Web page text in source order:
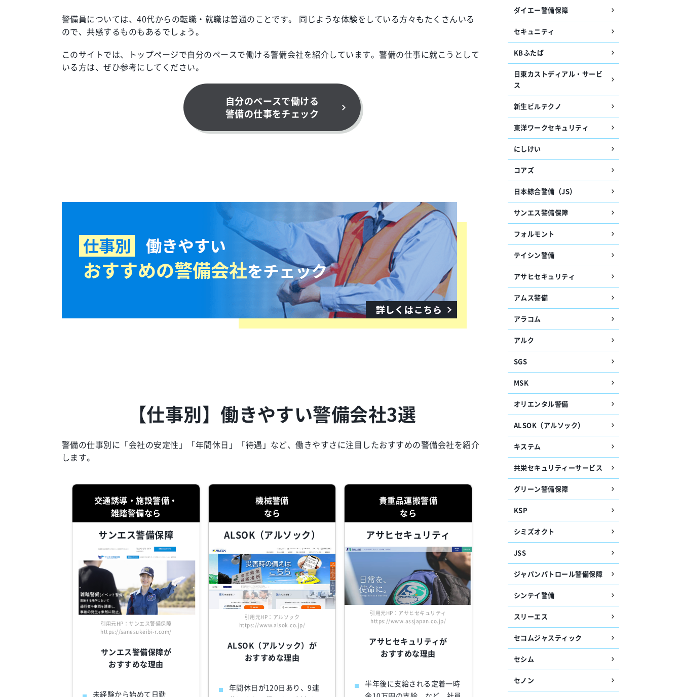
警備員については、40代からの転職・就職は普通のことです。 同じような体験をしている方々もたくさんいる
ので、共感するものもあるでしょう。
このサイトでは、トップページで自分のペースで働ける警備会社を紹介しています。警備の仕事に就こうとして
いる方は、ぜひ参考にしてください。
自分のペースで働ける
警備の仕事をチェック
【仕事別】働きやすい警備会社3選
警備の仕事別に「会社の安定性」「年間休日」「待遇」など、働きやすさに注目したおすすめの警備会社を紹介
します。
交通誘導・施設警備・
雑踏警備なら
サンエス警備保障
引用元HP：サンエス警備保障
https://sanesukeibi-r.com/
サンエス警備保障が
おすすめな理由
未経験から始めて日勤
機械警備
なら
ALSOK（アルソック）
引用元HP：アルソック
https://www.alsok.co.jp/
ALSOK（アルソック）が
おすすめな理由
年間休日が120日あり、9連
貴重品運搬警備
なら
アサヒセキュリティ
引用元HP：アサヒセキュリティ
https://www.assjapan.co.jp/
アサヒセキュリティが
おすすめな理由
半年後に支給される定着一時
ダイエー警備保障
セキュニティ
KBふたば
日東カストディアル・サービ
ス
新生ビルテクノ
東洋ワークセキュリティ
にしけい
コアズ
日本綜合警備（JS）
サンエス警備保障
フォルモント
テイシン警備
アサヒセキュリティ
アムス警備
アラコム
アルク
SGS
MSK
オリエンタル警備
ALSOK（アルソック）
キステム
共栄セキュリティーサービス
グリーン警備保障
KSP
シミズオクト
JSS
ジャパンパトロール警備保障
シンテイ警備
スリーエス
セコムジャスティック
セシム
セノン